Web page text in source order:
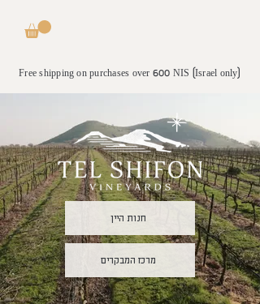
Free shipping on purchases over 600 NIS (Israel only)
חנות היין
מרכז המבקרים